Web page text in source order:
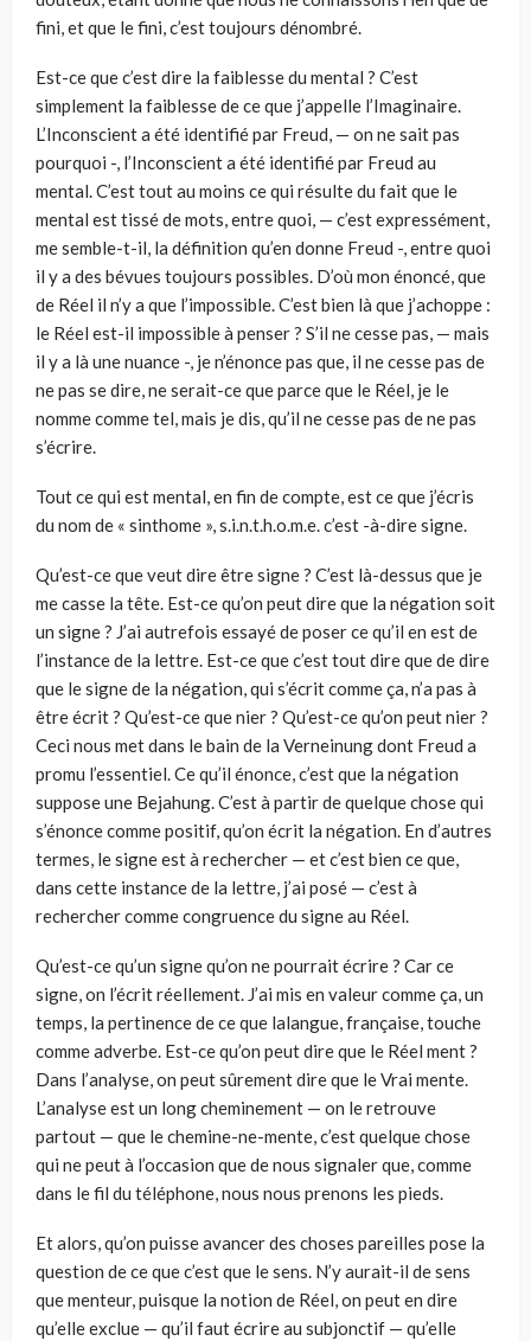
fini, et que le fini, c’est toujours dénombré.
Est-ce que c’est dire la faiblesse du mental ? C’est
simplement la faiblesse de ce que j’appelle l’Imaginaire.
L’Inconscient a été identifié par Freud, — on ne sait pas
pourquoi -, l’Inconscient a été identifié par Freud au
mental. C’est tout au moins ce qui résulte du fait que le
mental est tissé de mots, entre quoi, — c’est expressément,
me semble-t-il, la définition qu’en donne Freud -, entre quoi
il y a des bévues toujours possibles. D’où mon énoncé, que
de Réel il n’y a que l’impossible. C’est bien là que j’achoppe :
le Réel est-il impossible à penser ? S’il ne cesse pas, — mais
il y a là une nuance -, je n’énonce pas que, il ne cesse pas de
ne pas se dire, ne serait-ce que parce que le Réel, je le
nomme comme tel, mais je dis, qu’il ne cesse pas de ne pas
s’écrire.
Tout ce qui est mental, en fin de compte, est ce que j’écris
du nom de « sinthome », s.i.n.t.h.o.m.e. c’est -à-dire signe.
Qu’est-ce que veut dire être signe ? C’est là-dessus que je
me casse la tête. Est-ce qu’on peut dire que la négation soit
un signe ? J’ai autrefois essayé de poser ce qu’il en est de
l’instance de la lettre. Est-ce que c’est tout dire que de dire
que le signe de la négation, qui s’écrit comme ça, n’a pas à
être écrit ? Qu’est-ce que nier ? Qu’est-ce qu’on peut nier ?
Ceci nous met dans le bain de la Verneinung dont Freud a
promu l’essentiel. Ce qu’il énonce, c’est que la négation
suppose une Bejahung. C’est à partir de quelque chose qui
s’énonce comme positif, qu’on écrit la négation. En d’autres
termes, le signe est à rechercher — et c’est bien ce que,
dans cette instance de la lettre, j’ai posé — c’est à
rechercher comme congruence du signe au Réel.
Qu’est-ce qu’un signe qu’on ne pourrait écrire ? Car ce
signe, on l’écrit réellement. J’ai mis en valeur comme ça, un
temps, la pertinence de ce que lalangue, française, touche
comme adverbe. Est-ce qu’on peut dire que le Réel ment ?
Dans l’analyse, on peut sûrement dire que le Vrai mente.
L’analyse est un long cheminement — on le retrouve
partout — que le chemine-ne-mente, c’est quelque chose
qui ne peut à l’occasion que de nous signaler que, comme
dans le fil du téléphone, nous nous prenons les pieds.
Et alors, qu’on puisse avancer des choses pareilles pose la
question de ce que c’est que le sens. N’y aurait-il de sens
que menteur, puisque la notion de Réel, on peut en dire
qu’elle exclue — qu’il faut écrire au subjonctif — qu’elle